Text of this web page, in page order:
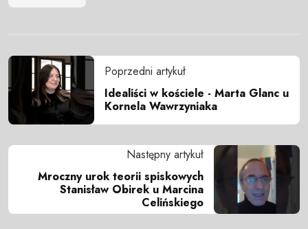
Poprzedni artykuł
Idealiści w kościele - Marta Glanc u
Kornela Wawrzyniaka
Następny artykuł
Mroczny urok teorii spiskowych
Stanisław Obirek u Marcina
Celińskiego